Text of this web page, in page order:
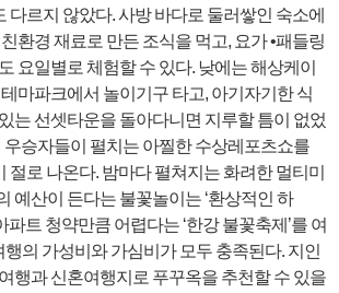
다르지 않았다. 사방 바다로 둘러쌓인 숙소에
환경 재료로 만든 조식을 먹고, 요가 •패들링
요일별로 체험할 수 있다. 낮에는 해상케이
마파크에서 놀이기구 타고, 아기자기한 식
는 선셋타운을 돌아다니면 지루할 틈이 없었
우승자들이 펼치는 아찔한 수상레포츠쇼를
절로 나온다. 밤마다 펼쳐지는 화려한 멀티미
예산이 든다는 불꽃놀이는 ‘환상적인 하
파트 청약만큼 어렵다는 ‘한강 불꽃축제’를 여
행의 가성비와 가심비가 모두 충족된다. 지인
행과 신혼여행지로 푸꾸옥을 추천할 수 있을